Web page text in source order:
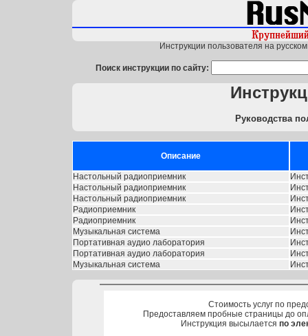
Инструкции пользователя на
Поиск инструкции по сайту:
Руководства
Описание
Настольный радиоприемник
Настольный радиоприемник
Настольный радиоприемник
Радиоприемник
Радиоприемник
Музыкальная система
Портативная аудио лаборатория
Портативная аудио лаборатория
Музыкальная система
Стоимость услуг по
Предоставляем пробные страницы до
Инструкция высылается по